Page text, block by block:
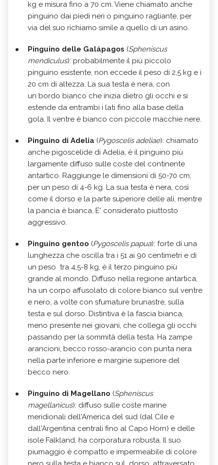
kg e misura fino a 70 cm. Viene chiamato anche
pinguino dai piedi neri o pinguino ragliante, per
via del suo richiamo simile a quello di un asino.
Pinguino delle Galápagos (Spheniscus
mendiculus): probabilmente il più piccolo
pinguino esistente, non eccede il peso di 2,5 kg e i
20 cm di altezza. La sua testa è nera, con
un bordo bianco che inizia dietro gli occhi e si
estende da entrambi i lati fino alla base della
gola. Il ventre è bianco con piccole macchie nere.
Pinguino di Adelia (Pygoscelis adeliae): chiamato
anche pigoscelide di Adelia, è il pinguino più
largamente diffuso sulle coste del continente
antartico. Raggiunge le dimensioni di 50-70 cm,
per un peso di 4-6 kg. La sua testa è nera, così
come il dorso e la parte superiore delle ali, mentre
la pancia è bianca. E' considerato piuttosto
aggressivo.
Pinguino gentoo (Pygoscelis papua): forte di una
lunghezza che oscilla tra i 51 ai 90 centimetri e di
un peso tra 4,5-8 kg, è il terzo pinguino più
grande al mondo. Diffuso nella regione antartica,
ha un corpo affusolato di colore bianco sul ventre
e nero, a volte con sfumature brunastre, sulla
testa e sul dorso. Distintiva è la fascia bianca,
meno presente nei giovani, che collega gli occhi
passando per la sommità della testa. Ha zampe
arancioni, becco rosso-arancio con punta nera
nella parte inferiore e margine superiore del
becco nero.
Pinguino di Magellano (Spheniscus
magellanicus): diffuso sulle coste marine
meridionali dell'America del sud (dal Cile e
dall'Argentina centrali fino al Capo Horn) e delle
isole Falkland, ha corporatura robusta. Il suo
piumaggio è compatto e impermeabile di colore